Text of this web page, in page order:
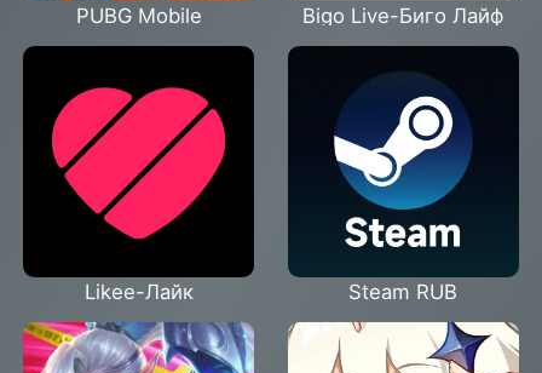
PUBG Mobile Bigo Live-Биго Лайф
Likee-Лайк Steam RUB